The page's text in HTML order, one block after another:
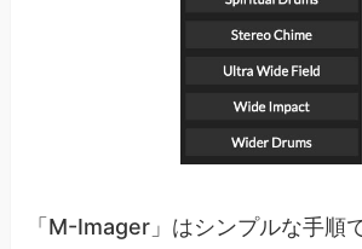
「M-Imager」はシンプルな手順